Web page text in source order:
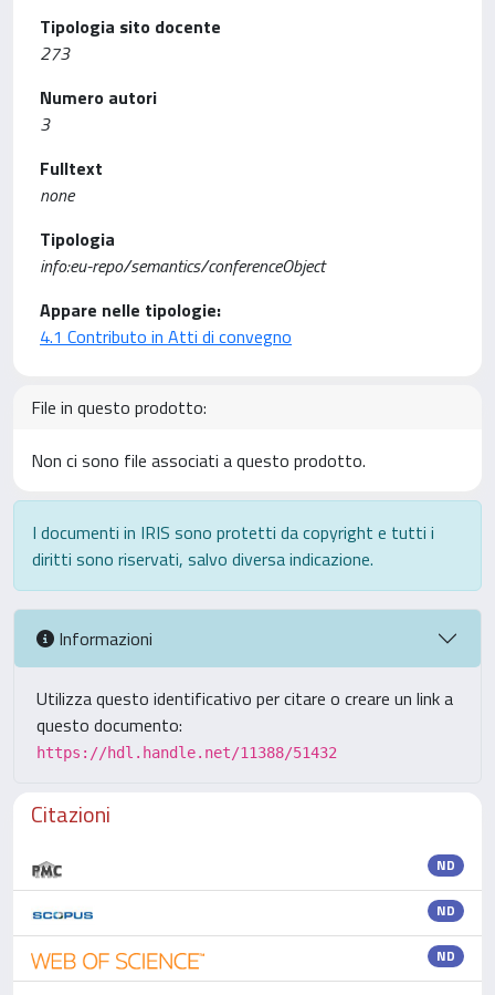
Tipologia sito docente
273
Numero autori
3
Fulltext
none
Tipologia
info:eu-repo/semantics/conferenceObject
Appare nelle tipologie:
4.1 Contributo in Atti di convegno
File in questo prodotto:
Non ci sono file associati a questo prodotto.
I documenti in IRIS sono protetti da copyright e tutti i
diritti sono riservati, salvo diversa indicazione.
Informazioni
Utilizza questo identificativo per citare o creare un link a
questo documento:
https://hdl.handle.net/11388/51432
Citazioni
ND
ND
ND